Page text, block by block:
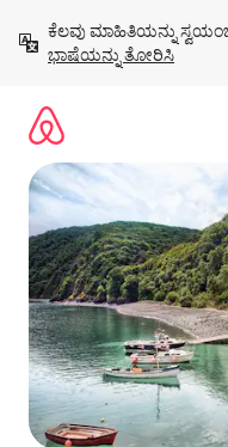
ಹೋಗಿ
ಕೆಲವು ಮಾಹಿತಿಯನ್ನು
ಭಾಷೆಯನ್ನು ತೋರಿಸಿ